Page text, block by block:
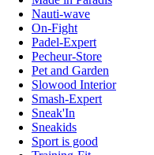
Nauti-wave
On-Fight
Padel-Expert
Pecheur-Store
Pet and Garden
Slowood Interior
Smash-Expert
Sneak'In
Sneakids
Sport is good